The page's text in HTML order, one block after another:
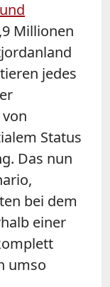
Millionen
jedes
Status
Das nun
bei dem
einer
umso